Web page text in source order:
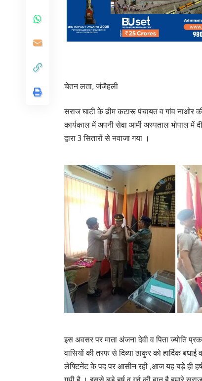
चेतन लता, जंजैहली
सराज घाटी के ढीम कटारू पंचायत व गांव नाओर
कार्यकाल में अपनी सेवा आर्मी अस्पताल भोपाल
द्वारा 3 सितारों से नवाजा गया ।
इस अवसर पर माता अंजना देवी व पिता ज्योति
वासियों की तरफ से दिव्या ठाकुर को हार्दिक
लेफ्टिनेंट के पद पर आसीन रही ,आज यह बड़े ही